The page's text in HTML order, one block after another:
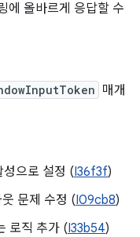
에 올바르게 응답할 수
매개
성으로 설정 (I36f3f)
문제 수정 (I09cb8)
로직 추가 (I33b54)